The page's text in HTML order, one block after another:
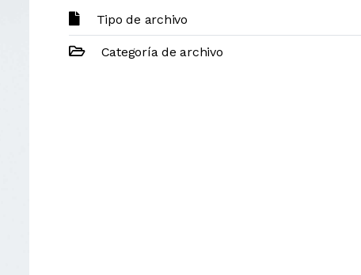
Tipo de archivo
Categoría de archivo